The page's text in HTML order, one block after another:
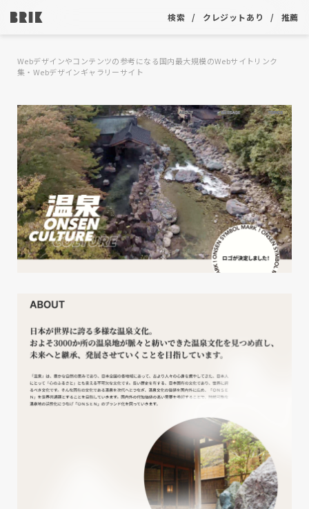
検索 クレジットあり 推薦
Webデザインやコンテンツの参考になる国内最大規模のWebサイトリンク
集・Webデザインギャラリーサイト